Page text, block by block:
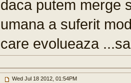
daca putem merge
umana a suferit
care evolueaza
Wed Jul 18 2012, 01:54PM